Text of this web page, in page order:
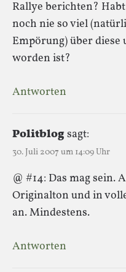
Rallye berichten?
noch nie so viel
Empörung) über
worden ist?
Antworten
Politblogsagt:
30. Juli 2007 um 14:09 Uhr
@ #14: Das mag sein.
Originalton und in
an. Mindestens.
Antworten